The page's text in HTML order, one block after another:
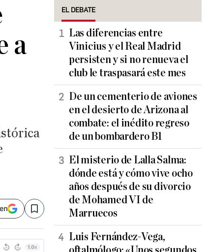
a
Save
EL DEBATE
Las diferencias entre
Vinicius y el Real Madrid
persisten y si no renueva el
club le traspasará este mes
De un cementerio de aviones
en el desierto de Arizona al
combate: el inédito regreso
de un bombardero B1
El misterio de Lalla Salma:
dónde está y cómo vive ocho
años después de su divorcio
de Mohamed VI de
Marruecos
Luis Fernández-Vega,